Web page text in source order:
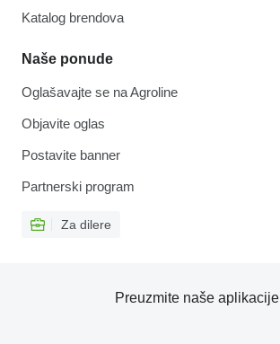
Katalog brendova
Naše ponude
Oglašavajte se na Agroline
Objavite oglas
Postavite banner
Partnerski program
Za dilere
Preuzmite naše aplikacije